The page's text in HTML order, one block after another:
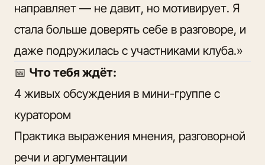
направляет — не давит, но мотивирует. Я
стала больше доверять себе в разговоре, и
даже подружилась с участниками клуба.»
📅 Что тебя ждёт:
4 живых обсуждения в мини-группе с
куратором
Практика выражения мнения, разговорной
речи и аргументации